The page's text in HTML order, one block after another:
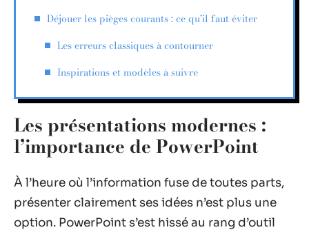
Déjouer les pièges courants : ce qu’il faut éviter
Les erreurs classiques à contourner
Inspirations et modèles à suivre
Les présentations modernes :
l’importance de PowerPoint
À l’heure où l’information fuse de toutes parts,
présenter clairement ses idées n’est plus une
option. PowerPoint s’est hissé au rang d’outil